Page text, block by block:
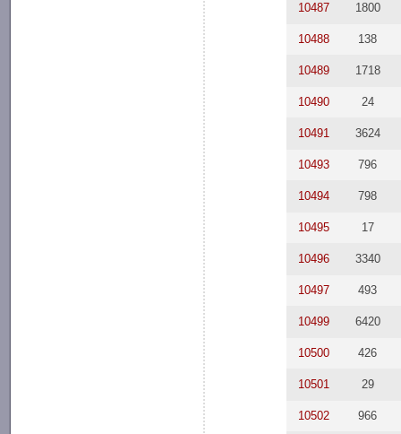
10487 1800
10488 138
10489 1718
10490 24
10491 3624
10493 796
10494 798
10495 17
10496 3340
10497 493
10499 6420
10500 426
10501 29
10502 966